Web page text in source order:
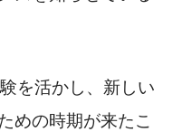
を活かし、新しい
めの時期が来たこ